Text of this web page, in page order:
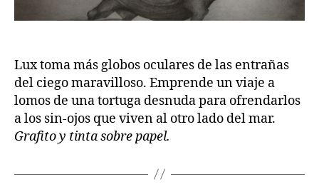
Lux toma más globos oculares de las entrañas
del ciego maravilloso. Emprende un viaje a
lomos de una tortuga desnuda para ofrendarlos
a los sin-ojos que viven al otro lado del mar.
Grafito y tinta sobre papel.